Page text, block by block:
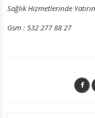
Sağlık Hizmetlerinde
Gsm : 532 277 88 27